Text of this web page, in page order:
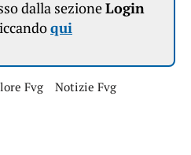
dalla sezioneLogin
qui
Fvg
Notizie Fvg